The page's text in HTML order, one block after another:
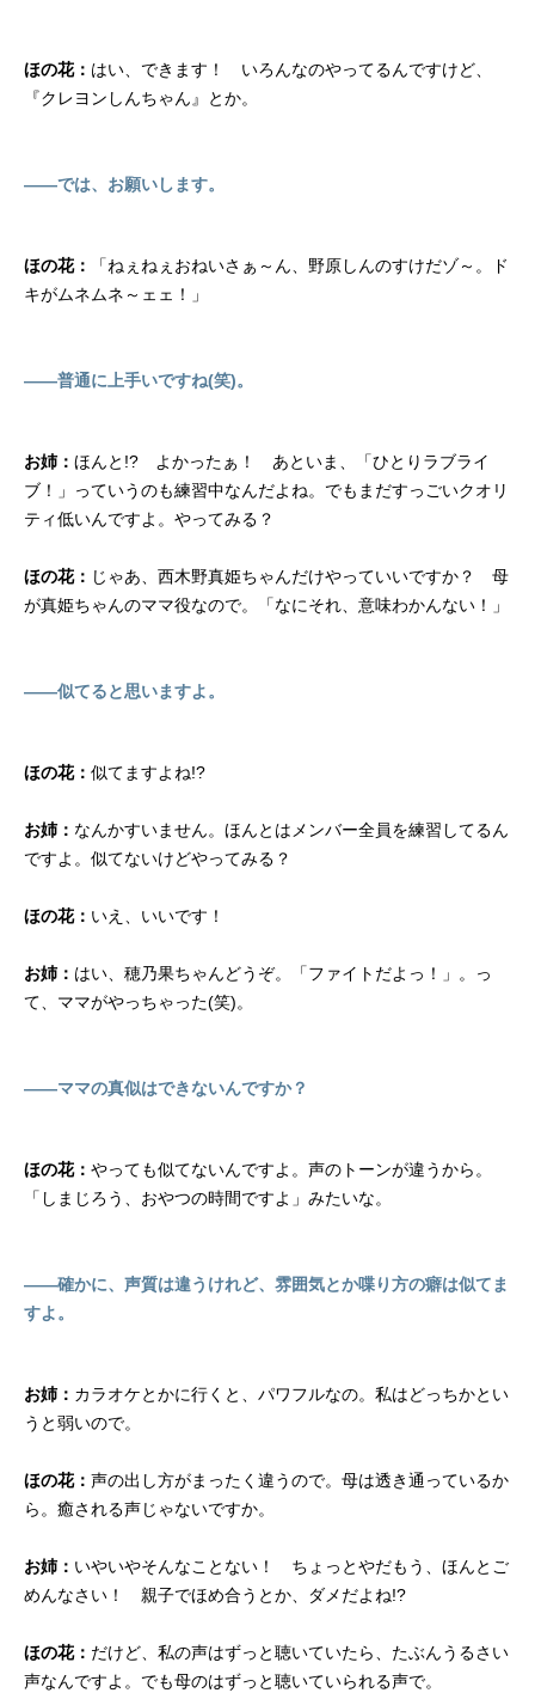
ほの花： はい、できます！ いろんなのやってるんですけど、
『クレヨンしんちゃん』とか。
――では、お願いします。
ほの花：
「ねぇねぇおねいさぁ～ん、野原しんのすけだゾ～。ド
キがムネムネ～ェェ！」
――普通に上手いですね(笑)。
お姉： ほんと!? よかったぁ！ あといま、「ひとりラブライ
ブ！」っていうのも練習中なんだよね。でもまだすっごいクオリ
ティ低いんですよ。やってみる？
ほの花： じゃあ、西木野真姫ちゃんだけやっていいですか？ 母
が真姫ちゃんのママ役なので。「なにそれ、意味わかんない！」
――似てると思いますよ。
ほの花： 似てますよね!?
お姉： なんかすいません。ほんとはメンバー全員を練習してるん
ですよ。似てないけどやってみる？
ほの花： いえ、いいです！
お姉： はい、穂乃果ちゃんどうぞ。「ファイトだよっ！」。っ
て、ママがやっちゃった(笑)。
――ママの真似はできないんですか？
ほの花： やっても似てないんですよ。声のトーンが違うから。
「しまじろう、おやつの時間ですよ」みたいな。
――確かに、声質は違うけれど、雰囲気とか喋り方の癖は似てま
すよ。
お姉： カラオケとかに行くと、パワフルなの。私はどっちかとい
うと弱いので。
ほの花： 声の出し方がまったく違うので。母は透き通っているか
ら。癒される声じゃないですか。
お姉： いやいやそんなことない！ ちょっとやだもう、ほんとご
めんなさい！ 親子でほめ合うとか、ダメだよね!?
ほの花： だけど、私の声はずっと聴いていたら、たぶんうるさい
声なんですよ。でも母のはずっと聴いていられる声で。